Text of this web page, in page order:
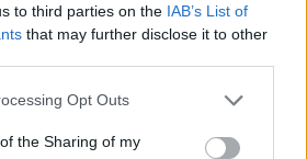
to third parties on the IAB’s List of
that may further disclose it to other
Opt Outs
the Sharing of my
υλοποίηση της